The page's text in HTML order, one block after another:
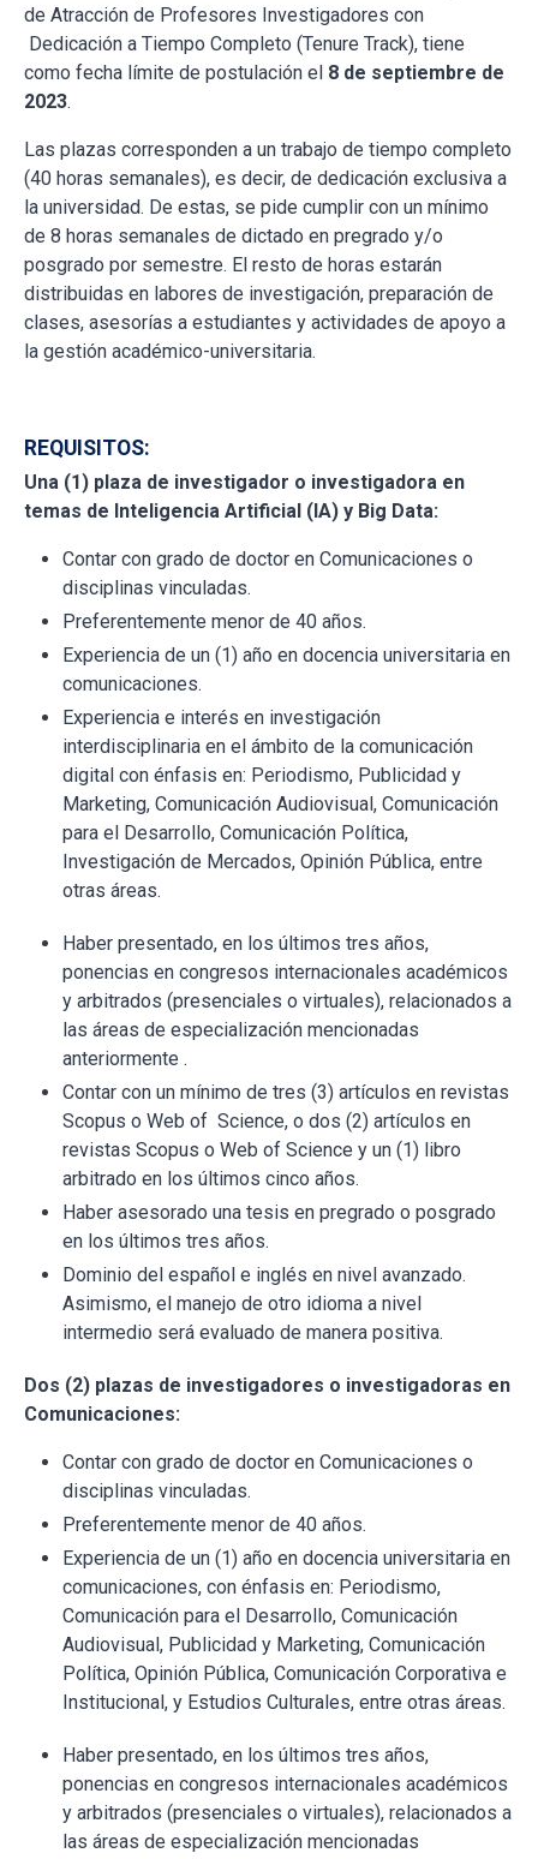
de Atracción de Profesores Investigadores con
Dedicación a Tiempo Completo (Tenure Track), tiene
como fecha límite de postulación el 8 de septiembre de
2023.
Las plazas corresponden a un trabajo de tiempo completo
(40 horas semanales), es decir, de dedicación exclusiva a
la universidad. De estas, se pide cumplir con un mínimo
de 8 horas semanales de dictado en pregrado y/o
posgrado por semestre. El resto de horas estarán
distribuidas en labores de investigación, preparación de
clases, asesorías a estudiantes y actividades de apoyo a
la gestión académico-universitaria.
REQUISITOS:
Una (1) plaza de investigador o investigadora en
temas de Inteligencia Artificial (IA) y Big Data:
Contar con grado de doctor en Comunicaciones o
disciplinas vinculadas.
Preferentemente menor de 40 años.
Experiencia de un (1) año en docencia universitaria en
comunicaciones.
Experiencia e interés en investigación
interdisciplinaria en el ámbito de la comunicación
digital con énfasis en: Periodismo, Publicidad y
Marketing, Comunicación Audiovisual, Comunicación
para el Desarrollo, Comunicación Política,
Investigación de Mercados, Opinión Pública, entre
otras áreas.
Haber presentado, en los últimos tres años,
ponencias en congresos internacionales académicos
y arbitrados (presenciales o virtuales), relacionados a
las áreas de especialización mencionadas
anteriormente .
Contar con un mínimo de tres (3) artículos en revistas
Scopus o Web of Science, o dos (2) artículos en
revistas Scopus o Web of Science y un (1) libro
arbitrado en los últimos cinco años.
Haber asesorado una tesis en pregrado o posgrado
en los últimos tres años.
Dominio del español e inglés en nivel avanzado.
Asimismo, el manejo de otro idioma a nivel
intermedio será evaluado de manera positiva.
Dos (2) plazas de investigadores o investigadoras en
Comunicaciones:
Contar con grado de doctor en Comunicaciones o
disciplinas vinculadas.
Preferentemente menor de 40 años.
Experiencia de un (1) año en docencia universitaria en
comunicaciones, con énfasis en: Periodismo,
Comunicación para el Desarrollo, Comunicación
Audiovisual, Publicidad y Marketing, Comunicación
Política, Opinión Pública, Comunicación Corporativa e
Institucional, y Estudios Culturales, entre otras áreas.
Haber presentado, en los últimos tres años,
ponencias en congresos internacionales académicos
y arbitrados (presenciales o virtuales), relacionados a
las áreas de especialización mencionadas